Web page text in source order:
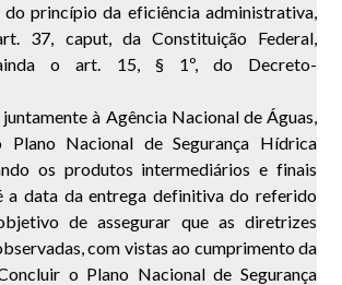
do princípio da eficiência administrativa,
37, caput, da Constituição Federal,
ainda o art. 15, § 1º, do Decreto-
juntamente à Agência Nacional de Águas,
Plano Nacional de Segurança Hídrica
os produtos intermediários e finais
a data da entrega definitiva do referido
de assegurar que as diretrizes
com vistas ao cumprimento da
o Plano Nacional de Segurança